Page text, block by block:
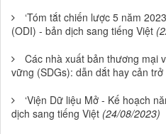
‘Tóm tắt chiến lược 5 năm
(ODI) - bản dịch sang tiếng Việt
Các nhà xuất bản thương mại
vững (SDGs): dẫn dắt hay cản
‘Viện Dữ liệu Mở - Kế hoạch
dịch sang tiếng Việt (24/08/2023)